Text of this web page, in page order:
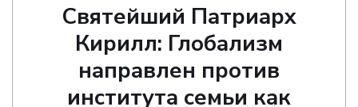
Святейший Патриарх
Кирилл: Глобализм
направлен против
института семьи как